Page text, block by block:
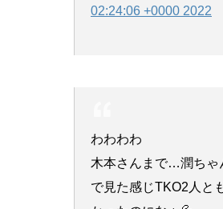
02:24:06 +0000 2022
わわわわ
木本さんまで…潤ちゃ
で見た感じTKO2人と